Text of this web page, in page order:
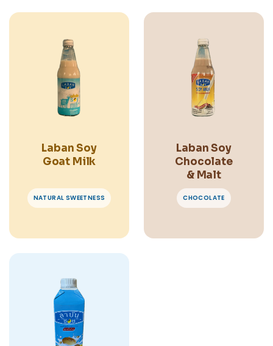
Laban Soy
Goat Milk
NATURAL SWEETNESS
Laban Soy
Chocolate
& Malt
CHOCOLATE